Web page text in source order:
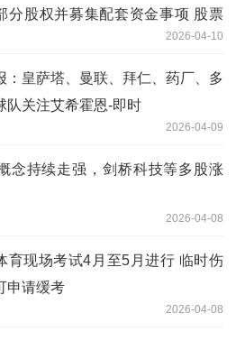
分股权并募集配套资金事项 股票
2026-04-10
：皇萨塔、曼联、拜仁、药厂、多
队关注艾希霍恩-即时
2026-04-09
念持续走强，剑桥科技等多股涨
2026-04-08
育现场考试4月至5月进行 临时伤
申请缓考
2026-04-08